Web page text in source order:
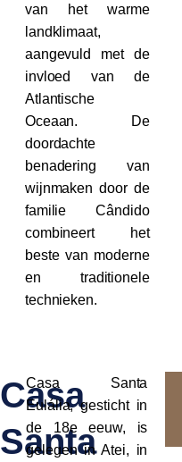
van het warme
landklimaat,
aangevuld met de
invloed van de
Atlantische
Oceaan. De
doordachte
benadering van
wijnmaken door de
familie Cândido
combineert het
beste van moderne
en traditionele
technieken.
Casa
Santa
Casa Santa
Eulália, gesticht in
de 18e eeuw, is
gelegen in Atei, in